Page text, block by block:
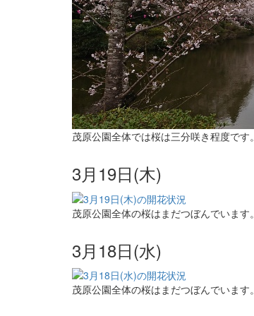
茂原公園全体では桜は三分咲き程度です。
3月19日(木)
茂原公園全体の桜はまだつぼんでいます。
3月18日(水)
茂原公園全体の桜はまだつぼんでいます。